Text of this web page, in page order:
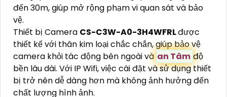
đến 30m, giúp mở rộng phạm vi quan sát và bảo
vệ.
Thiết bị Camera CS-C3W-A0-3H4WFRLđược
thiết kế với thân kim loại chắc chắn, giúp bảo vệ
camera khỏi tác động bên ngoài và an Tâm độ
bền lâu dài. Với IP Wifi, việc cài đặt và sử dụng thiết
bị trở nên dễ dàng hơn mà không ảnh hưởng đến
chất lượng hình ảnh.